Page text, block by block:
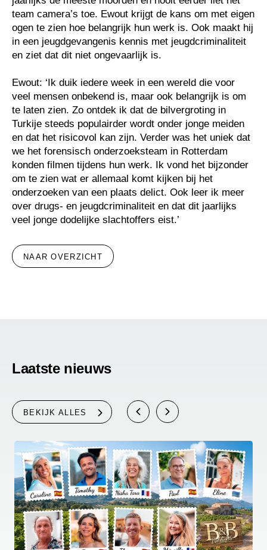
team camera’s toe. Ewout krijgt de kans om met eigen
ogen te zien hoe belangrijk hun werk is. Ook maakt hij
in een jeugdgevangenis kennis met jeugdcriminaliteit
en ziet dat dit niet ongevaarlijk is.
Ewout: ‘Ik duik iedere week in een wereld die voor
veel mensen onbekend is, maar ook belangrijk is om
te laten zien. Zo ontdek ik dat de bilvergroting in
Turkije steeds populairder wordt onder jonge meiden
en dat het risicovol kan zijn. Verder was het uniek dat
we het forensisch onderzoeksteam in Rotterdam
konden filmen tijdens hun werk. Ik vond het bijzonder
om te zien wat er allemaal komt kijken bij het
onderzoeken van een plaats delict. Ook leer ik meer
over drugs- en jeugdcriminaliteit en dat dit jaarlijks
veel jonge dodelijke slachtoffers eist.’
NAAR OVERZICHT
Laatste nieuws
BEKIJK ALLES